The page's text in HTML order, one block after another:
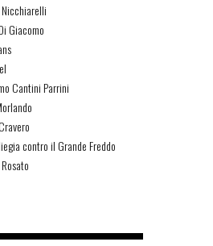
Giacomo
Cantini Parrini
contro il Grande Freddo